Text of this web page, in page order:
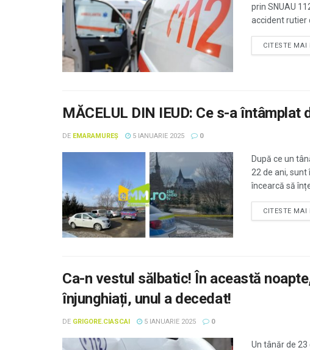
prin SNUAU
accident rutier
CITESTE MAI
MĂCELUL DIN IEUD: Ce s-a întâmplat
DE EMARAMUREȘ 5 IANUARIE 2025 0
După ce un
22 de ani,
încearcă să
CITESTE MAI
Ca-n vestul sălbatic! În această
înjunghiați, unul a decedat!
DE GRIGORE.CIASCAI 5 IANUARIE 2025 0
Un tânăr de